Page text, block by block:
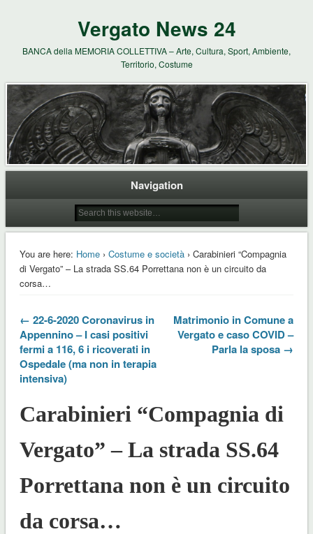
Vergato News 24
BANCA della MEMORIA COLLETTIVA – Arte, Cultura, Sport, Ambiente,
Territorio, Costume
Navigation
You are here: Home› Costume e società› Carabinieri “Compagnia
di Vergato” – La strada SS.64 Porrettana non è un circuito da
corsa…
← 22-6-2020 Coronavirus in
Appennino – I casi positivi
fermi a 116, 6 i ricoverati in
Ospedale (ma non in terapia
intensiva)
Matrimonio in Comune a
Vergato e caso COVID –
Parla la sposa →
Carabinieri “Compagnia di
Vergato” – La strada SS.64
Porrettana non è un circuito
da corsa…